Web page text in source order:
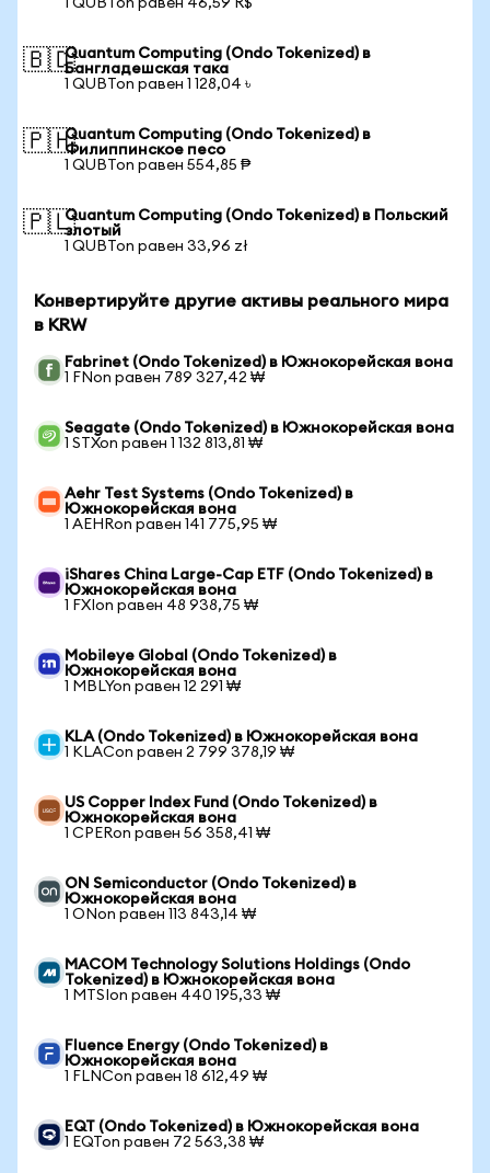
1 QUBTon равен 46,59 R$
🇧🇩Quantum Computing (Ondo Tokenized) в
Бангладешская така
1 QUBTon равен 1 128,04 ৳
🇵🇭Quantum Computing (Ondo Tokenized) в
Филиппинское песо
1 QUBTon равен 554,85 ₱
🇵🇱Quantum Computing (Ondo Tokenized) в Польский
злотый
1 QUBTon равен 33,96 zł
Конвертируйте другие активы реального мира
в KRW
Fabrinet (Ondo Tokenized) в Южнокорейская вона
1 FNon равен 789 327,42 ₩
Seagate (Ondo Tokenized) в Южнокорейская вона
1 STXon равен 1 132 813,81 ₩
Aehr Test Systems (Ondo Tokenized) в
Южнокорейская вона
1 AEHRon равен 141 775,95 ₩
iShares China Large-Cap ETF (Ondo Tokenized) в
Южнокорейская вона
1 FXIon равен 48 938,75 ₩
Mobileye Global (Ondo Tokenized) в
Южнокорейская вона
1 MBLYon равен 12 291 ₩
KLA (Ondo Tokenized) в Южнокорейская вона
1 KLACon равен 2 799 378,19 ₩
US Copper Index Fund (Ondo Tokenized) в
Южнокорейская вона
1 CPERon равен 56 358,41 ₩
ON Semiconductor (Ondo Tokenized) в
Южнокорейская вона
1 ONon равен 113 843,14 ₩
MACOM Technology Solutions Holdings (Ondo
Tokenized) в Южнокорейская вона
1 MTSIon равен 440 195,33 ₩
Fluence Energy (Ondo Tokenized) в
Южнокорейская вона
1 FLNCon равен 18 612,49 ₩
EQT (Ondo Tokenized) в Южнокорейская вона
1 EQTon равен 72 563,38 ₩